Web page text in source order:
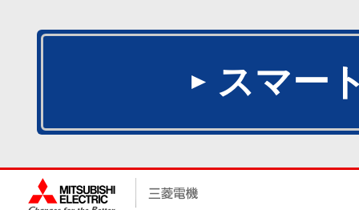
スマー